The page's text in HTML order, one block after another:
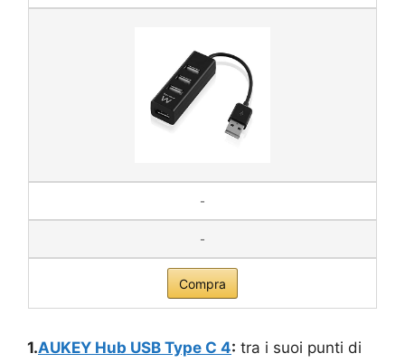
-
-
Compra
1.AUKEY Hub USB Type C 4: tra i suoi punti di